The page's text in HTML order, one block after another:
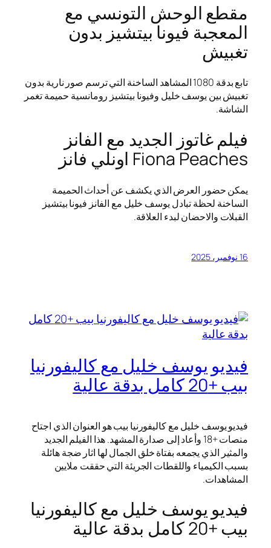
مقطع الوحش التونسي مع
المعجبة فيونا بيتشيز بدون
تغبيش
تابع بدقة 1080 المشاهد الساخنة التي ترسم صور نارية بدون
تغبيش بين يوسف خليل وفيونا بيتشيز رومانسية حميمة تغمر
الشاشة.
فيلم غاتوز الجديد مع الفانز
Fiona Peaches اونلي فانز
يمكن حضور العرض الذي يكشف عن أحداث الحميمة
الساخنة لحظة تبادل يوسف خليل مع الفانز فيونا بيتشيز
القبلات والاحضان لبدء العلاقة.
16 نوفمبر، 2025
فيديو يوسف خليل مع كاليفورنيا
بيب +20 كامل بدقة عالية
فيديو يوسف خليل مع كاليفورنيا بيب هو العنوان الذي اجتاح
منصات +18 وأعاد إلى صدارة المشهد. هذا الفيلم الجديد
والمثير الذي يجمعه بفتاة خلق الجمال لها اثار ضجة هائلة
بسبب الكيمياء واللقطات الجريئة التي حققت ملايين
المشاهدات.
فيديو يوسف خليل مع كاليفورنيا
بيب +20 كامل بدقة عالية